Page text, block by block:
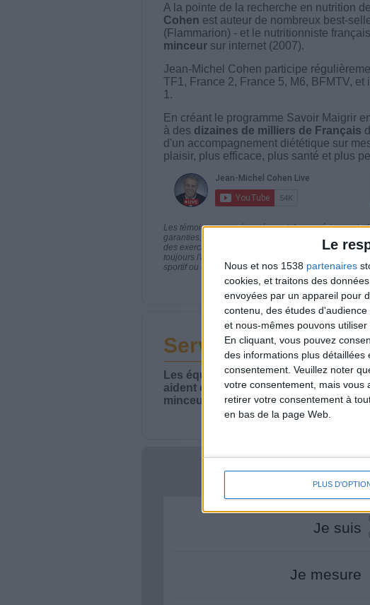
Le
Nous et nos 1538 partenaires
cookies, et traitons des
envoyées par un appareil pour
contenu, des études
et nous-mêmes pouvons
En cliquant, vous pouvez
des informations plus
consentement. Veuillez noter
votre consentement, mais vous
retirer votre consentement à
en bas de la page Web.
PLUS
A la pointe de la recherche en nutrition
Cohen est auteur de nombreux best-
(Flammarion) - et le nutritionniste
minceursur internet (2007).
Jean-Michel Cohen participe
TF1, France 2, France 5, M6, BFMTV,
1.
En créant le programme Savoir Maigrir
à des dizaines de milliers de Français
d'un accompagnement diététique sur
plaisir, plus efficace, plus santé et plus
Les témoignages présentés sont des expériences
garanties. Comme pour tout programme de
des exercices physiques réguliers sont nécessaires
toujours l'avis de votre médecin traitant avant
sportif ou de modifier vos habitudes nutritionnelles.
Service-client &
Les équipes du Service-client et de
aident chaque semaine à vous
minceur.
Votre bilan
Je suis
Je mesure